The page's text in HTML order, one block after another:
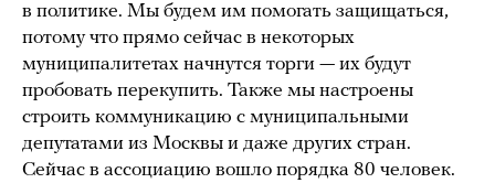
в политике. Мы будем им помогать защищаться,
потому что прямо сейчас в некоторых
муниципалитетах начнутся торги — их будут
пробовать перекупить. Также мы настроены
строить коммуникацию с муниципальными
депутатами из Москвы и даже других стран.
Сейчас в ассоциацию вошло порядка 80 человек.